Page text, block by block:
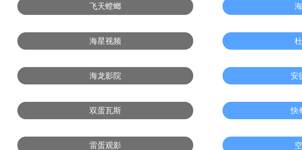
飞天螳螂
海星视频
海龙影院 安
双蛋瓦斯 快
雷蛋观影